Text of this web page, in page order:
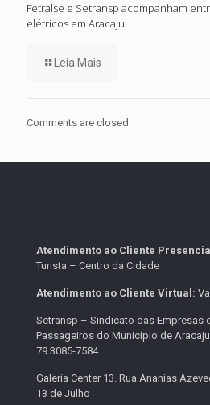
Fetralse e Setransp acompanham
elétricos em Aracaju
Leia Mais
Comments are closed.
Atendimento ao Cliente
Turista – Centro da Cidade
Atendimento ao Cliente Virtual:
Setransp – Sindicato das Empresas
Passageiros do Município de Aracaju
79 3085-7584
Galeria Center 13. Rua Ananias
13 de Julho